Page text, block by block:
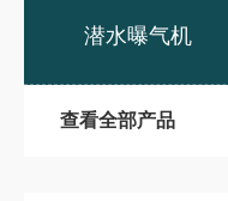
潜水曝气机
查看全部产品